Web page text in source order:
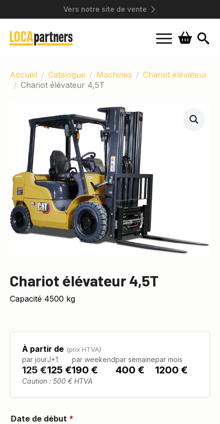
Vers notre site de vente
Accueil
Catalogue Machines
Chariot élévateur
Chariot élévateur 4,5T
Chariot élévateur 4,5T
Capacité 4500 kg
À partir de (prix HTVA)
par jour
125 €
J+1
125 €
par weekend
190 €
par semaine
400 €
par mois
1200 €
Caution : 500 € HTVA
Date de début *